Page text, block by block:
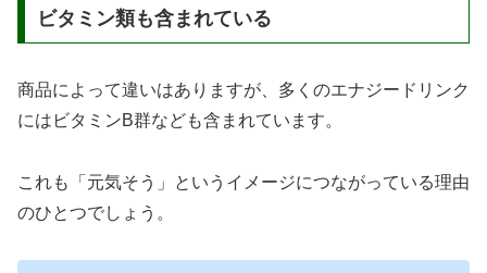
ビタミン類も含まれている
商品によって違いはありますが、多くのエナジードリンク
にはビタミンB群なども含まれています。
これも「元気そう」というイメージにつながっている理由
のひとつでしょう。